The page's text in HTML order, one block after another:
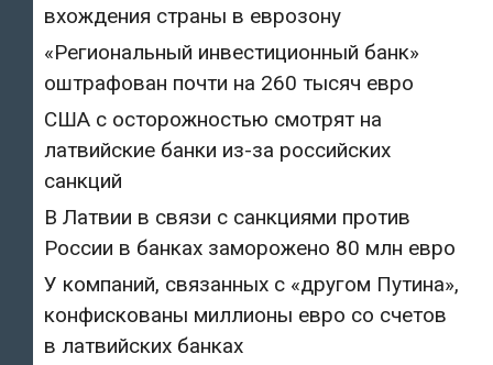
вхождения страны в еврозону
«Региональный инвестиционный банк»
оштрафован почти на 260 тысяч евро
США с осторожностью смотрят на
латвийские банки из-за российских
санкций
В Латвии в связи с санкциями против
России в банках заморожено 80 млн евро
У компаний, связанных с «другом Путина»,
конфискованы миллионы евро со счетов
в латвийских банках